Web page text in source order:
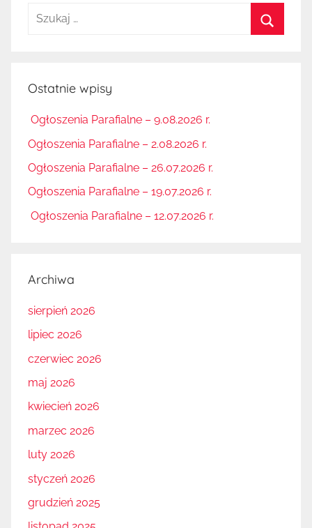
Szukaj:
Ostatnie wpisy
Ogłoszenia Parafialne – 9.08.2026 r.
Ogłoszenia Parafialne – 2.08.2026 r.
Ogłoszenia Parafialne – 26.07.2026 r.
Ogłoszenia Parafialne – 19.07.2026 r.
Ogłoszenia Parafialne – 12.07.2026 r.
Archiwa
sierpień 2026
lipiec 2026
czerwiec 2026
maj 2026
kwiecień 2026
marzec 2026
luty 2026
styczeń 2026
grudzień 2025